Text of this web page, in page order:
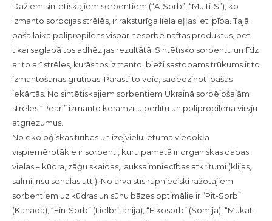
Dažiem sintētiskajiem sorbentiem (“A-Sorb”, “Multi-S”), ko
izmanto sorbcijas strēlēs, ir raksturīga liela eļļas ietilpība. Tajā
pašā laikā polipropilēns vispār nesorbē naftas produktus, bet
tikai saglabā tos adhēzijas rezultātā. Sintētisko sorbentu un līdz
ar to arī strēles, kurās tos izmanto, bieži sastopams trūkums ir to
izmantošanas grūtības. Parasti to veic, sadedzinot īpašās
iekārtās. No sintētiskajiem sorbentiem Ukrainā sorbējošajām
strēles “Pearl” izmanto keramzītu perlītu un polipropilēna virvju
atgriezumus.
No ekoloģiskās tīrības un izejvielu lētuma viedokļa
vispiemērotākie ir sorbenti, kuru pamatā ir organiskas dabas
vielas – kūdra, zāģu skaidas, lauksaimniecības atkritumi (klijas,
salmi, rīsu sēnalas utt.). No ārvalstīs rūpnieciski ražotajiem
sorbentiem uz kūdras un sūnu bāzes optimālie ir “Pit-Sorb”
(Kanāda), “Fin-Sorb” (Lielbritānija), “Elkosorb” (Somija), “Mukat-